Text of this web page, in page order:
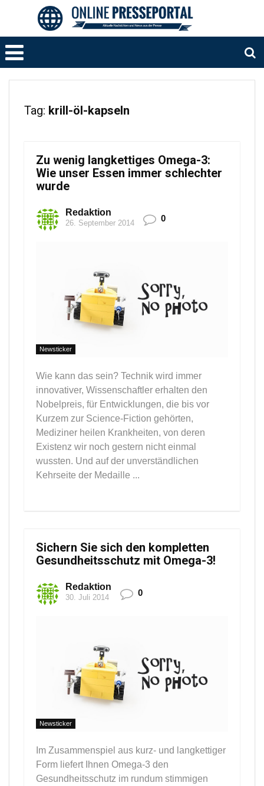
Tag: krill-öl-kapseln
Zu wenig langkettiges Omega-3:
Wie unser Essen immer schlechter
wurde
Redaktion
26. September 2014 0
Newsticker
Wie kann das sein? Technik wird immer
innovativer, Wissenschaftler erhalten den
Nobelpreis, für Entwicklungen, die bis vor
Kurzem zur Science-Fiction gehörten,
Mediziner heilen Krankheiten, von deren
Existenz wir noch gestern nicht einmal
wussten. Und auf der unverständlichen
Kehrseite der Medaille ...
Sichern Sie sich den kompletten
Gesundheitsschutz mit Omega-3!
Redaktion
30. Juli 2014 0
Newsticker
Im Zusammenspiel aus kurz- und langkettiger
Form liefert Ihnen Omega-3 den
Gesundheitsschutz im rundum stimmigen